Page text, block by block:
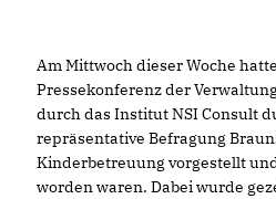
Am Mittwoch dieser Woche
Pressekonferenz der
durch das Institut NSI Consult
repräsentative Befragung
Kinderbetreuung vorgestellt
worden waren. Dabei wurde